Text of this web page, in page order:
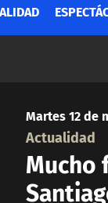
Martes 12 de
Actualidad
Mucho